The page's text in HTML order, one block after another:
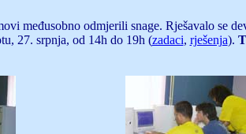
međusobno odmjerili snage. Rješavalo se
27. srpnja, od 14h do 19h (zadaci, rješenja).